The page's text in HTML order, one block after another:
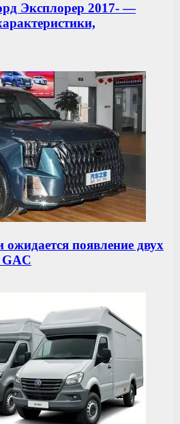
Эксплорер 2017- —
появление двух